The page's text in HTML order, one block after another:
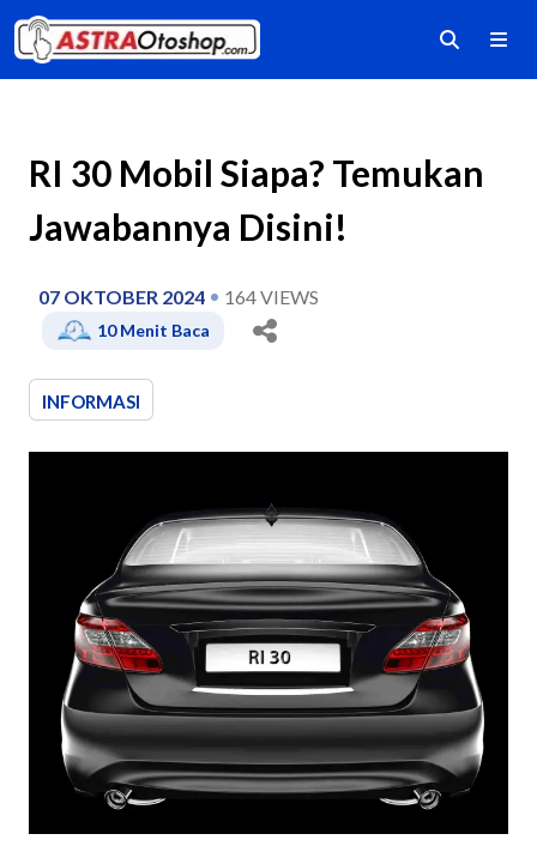
RI 30 Mobil Siapa? Temukan
Jawabannya Disini!
07 OKTOBER 2024 164VIEWS
10Menit Baca
INFORMASI